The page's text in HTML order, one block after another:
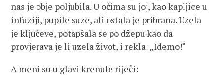
nas je obje poljubila. U očima su joj, kao kapljice u
infuziji, pupile suze, ali ostala je pribrana. Uzela
je ključeve, potapšala se po džepu kao da
provjerava je li uzela život, i rekla: „Idemo!“
A meni su u glavi krenule riječi: